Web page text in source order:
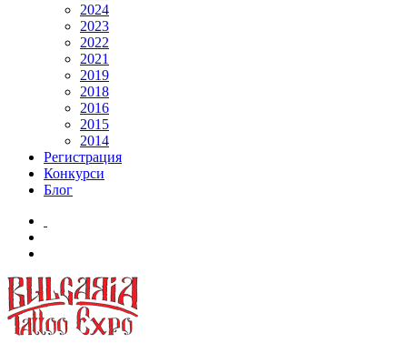
2024
2023
2022
2021
2019
2018
2016
2015
2014
Регистрация
Конкурси
Блог